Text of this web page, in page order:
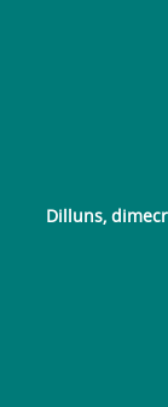
Dilluns,